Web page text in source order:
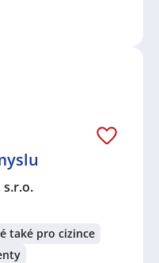
s.r.o.
také pro cizince